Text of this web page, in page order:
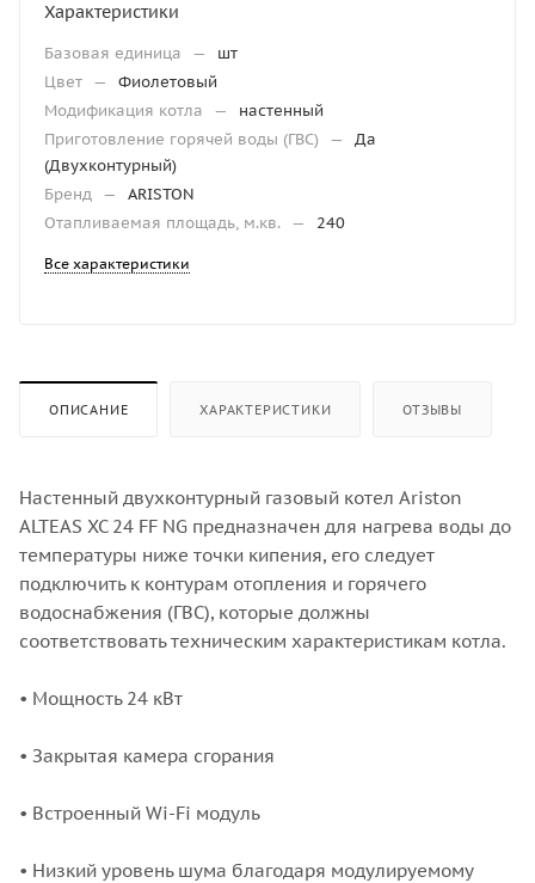
Характеристики
Базовая единица —
шт
Цвет —
Фиолетовый
Модификация котла
—
настенный
Приготовление горячей воды (ГВС)
—
Да
(Двухконтурный)
Бренд —
ARISTON
Отапливаемая площадь, м.кв.
— 240
Все характеристики
ОПИСАНИЕ ХАРАКТЕРИСТИКИ ОТЗЫВЫ
Настенный двухконтурный газовый котел Ariston
ALTEAS XC 24 FF NG предназначен для нагрева воды до
температуры ниже точки кипения, его следует
подключить к контурам отопления и горячего
водоснабжения (ГВС), которые должны
соответствовать техническим характеристикам котла.
• Мощность 24 кВт
• Закрытая камера сгорания
• Встроенный Wi-Fi модуль
• Низкий уровень шума благодаря модулируемому